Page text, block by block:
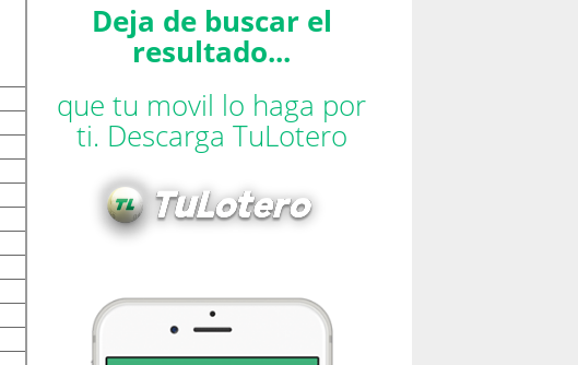
Deja de buscar el
resultado...
que tu movil lo haga por
ti. Descarga TuLotero